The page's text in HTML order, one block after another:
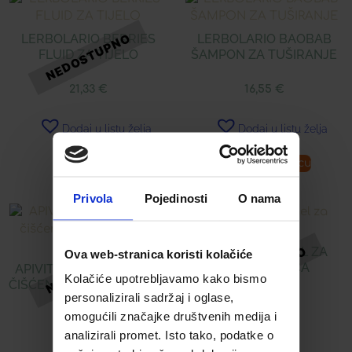
Privola Pojedinosti O nama
Ova web-stranica koristi kolačiće
Kolačiće upotrebljavamo kako bismo
personalizirali sadržaj i oglase,
omogućili značajke društvenih medija i
analizirali promet. Isto tako, podatke o
LERBOLARIO BERRIES
FLUID ZA TIJELO
21,33 €
Dodaj u listu želja
Pročitaj više
LERBOLARIO BAOBAB
ŠAMPON ZA TUŠIRANJE
16,55 €
Dodaj u listu želja
Dodaj u košaricu
APIVITA 3U1 MLIJEKO ZA
ČIŠĆENJE LICA S MEDOM I
KAMILICOM
16,89€
APIVITA CRNI GEL ZA
ČIŠĆENJE LICA